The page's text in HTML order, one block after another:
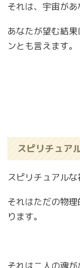
それは、宇宙があ
あなたが望む結
ンとも言えます。
スピリチュア
スピリチュアルな
それはただの物
ります。